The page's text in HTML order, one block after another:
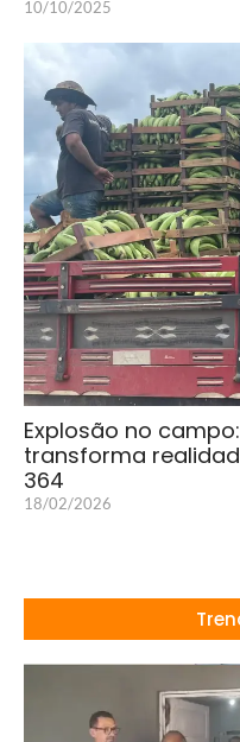
10/10/2025
Explosão no
transforma
364
18/02/2026